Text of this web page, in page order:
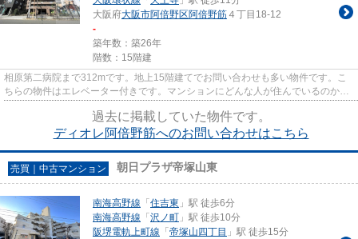
大阪府大阪市阿倍野区阿倍野筋 ４丁目18-12
-
築年数：築26年
階数：15階建
相原第二病院まで312mです。地上15階建てでお問い合わせも多い物件です。こ
ちらの物件はエレベーター付きです。マンションにどんな人が住んでいるのかも
過去に掲載していた物件です。
ディオレ阿倍野筋へのお問い合わせはこちら
売買｜中古マンション 朝日プラザ帝塚山東
南海高野線 「 住吉東 」駅 徒歩6分
南海高野線 「 沢ノ町 」駅 徒歩10分
阪堺電軌上町線 「 帝塚山四丁目 」駅 徒歩15分